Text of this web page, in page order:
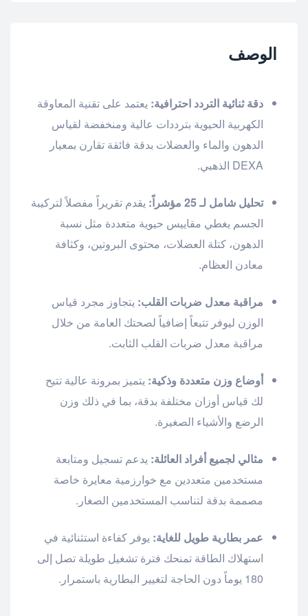
الوصف
دقة ثنائية التردد احترافية: يعتمد على تقنية المعاوقة
الكهربية الحيوية بترددات عالية ومنخفضة لقياس
الدهون والماء والعضلات بدقة فائقة تقارن بمعيار
DEXA الذهبي.
تحليل شامل لـ 25 مؤشراً:
يقدم تقريراً مفصلاً لتركيبة
الجسم يغطي مقاييس حيوية متعددة مثل نسبة
الدهون، كتلة العضلات، محتوى البروتين، وكثافة
معادن العظام.
مراقبة معدل ضربات القلب: يتجاوز مجرد قياس
الوزن ليوفر تتبعاً إضافياً لصحتك العامة من خلال
مراقبة معدل ضربات القلب الثابت.
أوضاع وزن متعددة وذكية: يتميز بمرونة عالية تتيح
لك قياس أوزان مختلفة بدقة، بما في ذلك وزن
الرضع والأشياء الصغيرة.
مثالي لجميع أفراد العائلة: يدعم تسجيل ومتابعة
مستخدمين متعددين مع خوارزمية معايرة خاصة
مصممة بدقة لتناسب المستخدمين الصغار.
عمر بطارية طويل للغاية: يوفر كفاءة استثنائية في
استهلاك الطاقة تمنحك فترة تشغيل طويلة تصل إلى
180 يوماً دون الحاجة لتغيير البطارية باستمرار.